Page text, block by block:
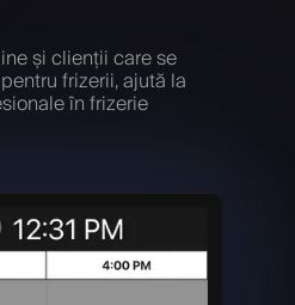
și clienții care se
frizerii, ajută la
în frizerie